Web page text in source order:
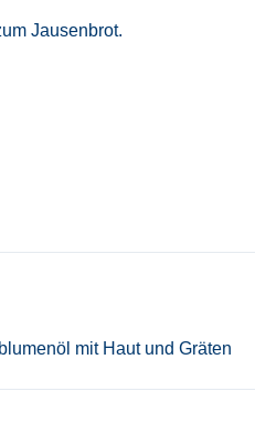
Jausenbrot.
mit Haut und Gräten